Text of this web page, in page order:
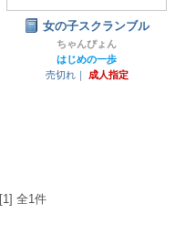
女の子スクランブル
ちゃんぴょん
はじめの一歩
売切れ｜
成人指定
[1] 全1件